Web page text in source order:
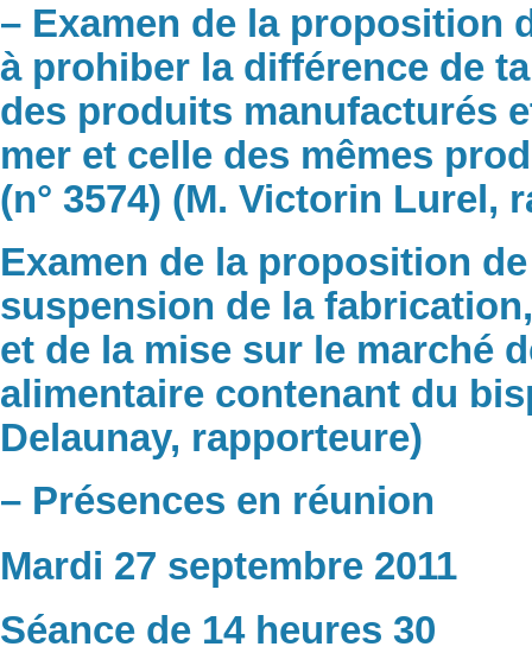
– Examen de la proposition
à prohiber la différence de
des produits manufacturés
mer et celle des mêmes
(n° 3574) (M. Victorin Lurel,
Examen de la proposition
suspension de la
et de la mise sur le marché
alimentaire contenant du
Delaunay, rapporteure)
– Présences en réunion
Mardi 27 septembre 2011
Séance de 14 heures 30